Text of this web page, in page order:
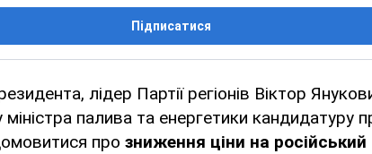
Підписатися
лідер Партії регіонів Віктор
палива та енергетики кандидатуру
про зниження ціни на російський